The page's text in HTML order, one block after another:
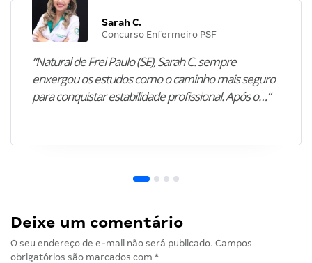
Sarah C.
Concurso Enfermeiro PSF
“Natural de Frei Paulo (SE), Sarah C. sempre
enxergou os estudos como o caminho mais seguro
para conquistar estabilidade profissional. Após o…”
Deixe um comentário
O seu endereço de e-mail não será publicado. Campos
obrigatórios são marcados com *